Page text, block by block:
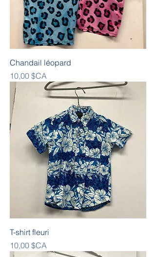
Chandail léopard
Prix
10,00 $CA
T-shirt fleuri
Prix
10,00 $CA